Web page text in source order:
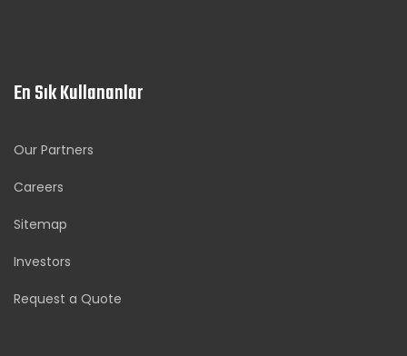
En Sık Kullananlar
Our Partners
Careers
Sitemap
Investors
Request a Quote